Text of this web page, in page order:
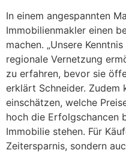
In einem angespannten
Immobilienmakler einen
machen. „Unsere
regionale Vernetzung
zu erfahren, bevor sie
erklärt Schneider. Zudem
einschätzen, welche
hoch die Erfolgschancen
Immobilie stehen. Für
Zeitersparnis, sondern